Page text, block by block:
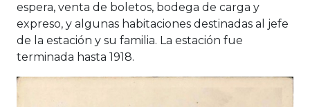
espera, venta de boletos, bodega de carga y
expreso, y algunas habitaciones destinadas al jefe
de la estación y su familia. La estación fue
terminada hasta 1918.